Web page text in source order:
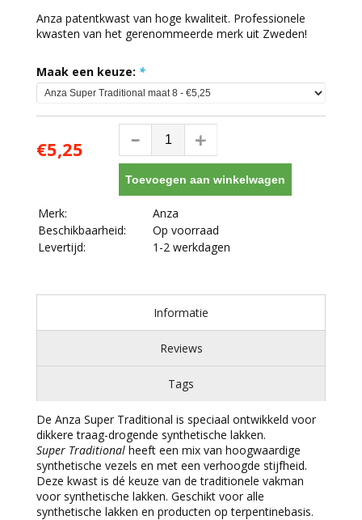
Anza patentkwast van hoge kwaliteit. Professionele
kwasten van het gerenommeerde merk uit Zweden!
Maak een keuze: *
€5,25
Toevoegen aan winkelwagen
Merk:
Anza
Beschikbaarheid:
Op voorraad
Levertijd:
1-2 werkdagen
Informatie
Reviews
Tags
De Anza Super Traditional is speciaal ontwikkeld voor
dikkere traag-drogende synthetische lakken.
Super Traditional heeft een mix van hoogwaardige
synthetische vezels en met een verhoogde stijfheid.
Deze kwast is dé keuze van de traditionele vakman
voor synthetische lakken. Geschikt voor alle
synthetische lakken en producten op terpentinebasis.